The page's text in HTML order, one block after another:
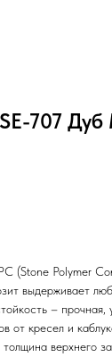
707
(Stone Polymer
выдерживает
– прочная,
от кресел и
верхнего